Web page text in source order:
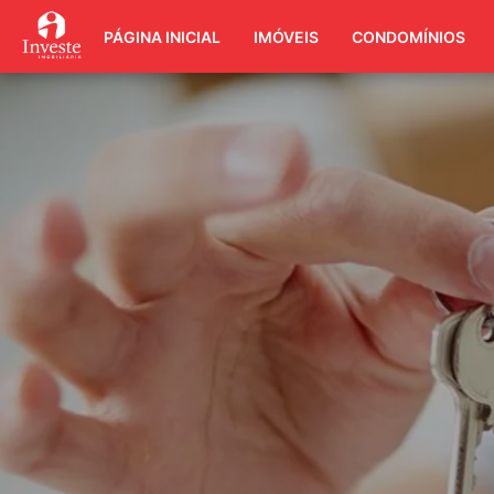
PÁGINA INICIAL IMÓVEIS CONDOMÍNIOS